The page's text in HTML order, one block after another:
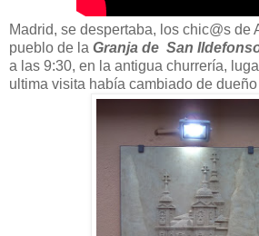
Madrid, se despertaba, los chic@s de
pueblo de la Granja de San
a las 9:30, en la antigua churrería,
ultima visita había cambiado de dueño